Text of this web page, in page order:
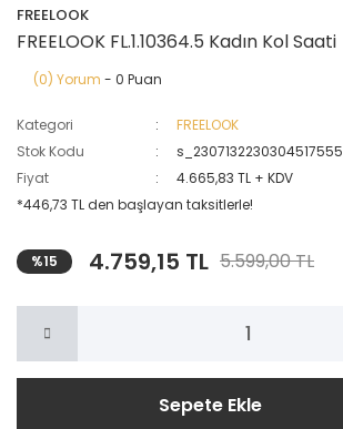
FREELOOK
FREELOOK FL.1.10364.5 Kadın Kol Saati
(0) Yorum - 0 Puan
Kategori
FREELOOK
Stok Kodu
s_2307132230304517555
Fiyat
4.665,83 TL + KDV
*446,73 TL den başlayan taksitlerle!
%15 4.759,15 TL 5.599,00 TL
Sepete Ekle